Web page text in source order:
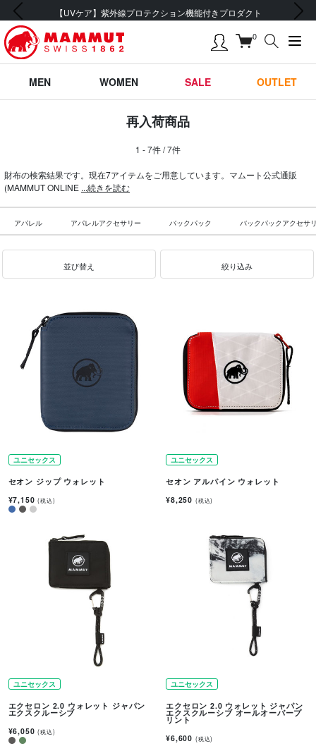
【UVケア】紫外線プロテクション機能付きプロダクト
前の画像 次の画像
0
MEN WOMEN SALE OUTLET
再入荷商品
1 - 7件 / 7件
財布の検索結果です。現在7アイテムをご用意しています。マムート公式通販
(MAMMUT ONLINE ...続きを読む
アパレル アパレルアクセサリー バックパック バックパックアクセサ
並び替え 絞り込み
ユニセックス
セオン ジップ ウォレット
¥7,150(税込)
ユニセックス
セオン アルパイン ウォレット
¥8,250 (税込)
ユニセックス
エクセロン 2.0 ウォレット ジャパン
エクスクルーシブ
¥6,050(税込)
ユニセックス
エクセロン 2.0 ウォレット ジャパン
エクスクルーシブ オールオーバープ
リント
¥6,600 (税込)